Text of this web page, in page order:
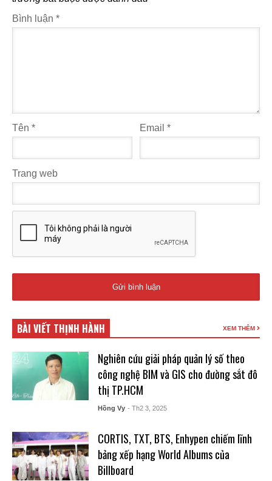
Bình luận *
Tên * Email*
Trang web
BÀI VIẾT THỊNH HÀNH XEM THÊM
Nghiên cứu giải pháp quản lý số theo
công nghệ BIM và GIS cho đường sắt đô
thị TP.HCM
Hồng Vy - Th2 3, 2025
CORTIS, TXT, BTS, Enhypen chiếm lĩnh
bảng xếp hạng World Albums của
Billboard